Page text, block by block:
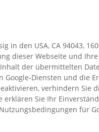
in den USA, CA 94043,
dieser Webseite und Ihre
der übermittelten
Diensten und die
verhindern Sie
erklären Sie Ihr
für